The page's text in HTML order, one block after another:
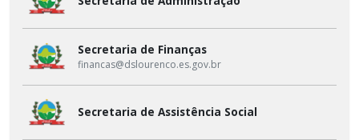
Secretaria de Finanças
financas@dslourenco.es.gov.br
Secretaria de Assistência Social